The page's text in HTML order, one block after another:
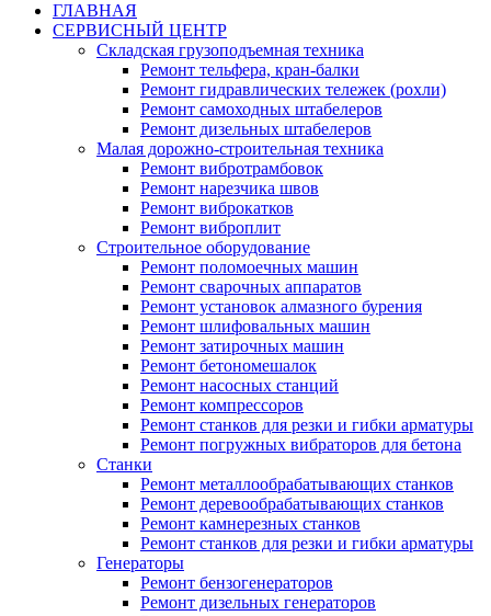
ГЛАВНАЯ
СЕРВИСНЫЙ ЦЕНТР
Складская грузоподъемная техника
Ремонт тельфера, кран-балки
Ремонт гидравлических тележек (рохли)
Ремонт самоходных штабелеров
Ремонт дизельных штабелеров
Малая дорожно-строительная техника
Ремонт вибротрамбовок
Ремонт нарезчика швов
Ремонт виброкатков
Ремонт виброплит
Строительное оборудование
Ремонт поломоечных машин
Ремонт сварочных аппаратов
Ремонт установок алмазного бурения
Ремонт шлифовальных машин
Ремонт затирочных машин
Ремонт бетономешалок
Ремонт насосных станций
Ремонт компрессоров
Ремонт станков для резки и гибки арматуры
Ремонт погружных вибраторов для бетона
Станки
Ремонт металлообрабатывающих станков
Ремонт деревообрабатывающих станков
Ремонт камнерезных станков
Ремонт станков для резки и гибки арматуры
Генераторы
Ремонт бензогенераторов
Ремонт дизельных генераторов